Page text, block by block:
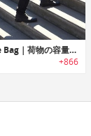
The Adjustable Bag｜荷物の容量に合わせて3つのサイズに切り替え可能なコンバーチブルバッグ「タブ」
+866